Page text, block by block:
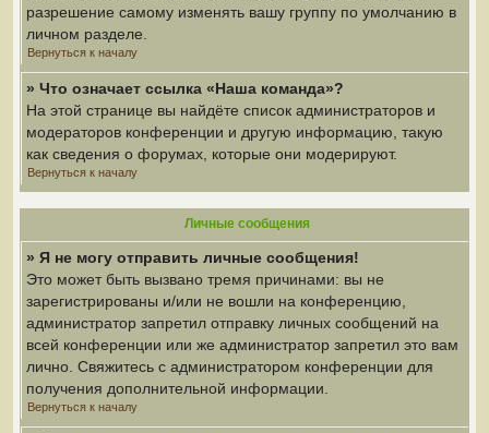
разрешение самому изменять вашу группу по умолчанию в
личном разделе.
Вернуться к началу
» Что означает ссылка «Наша команда»?
На этой странице вы найдёте список администраторов и
модераторов конференции и другую информацию, такую
как сведения о форумах, которые они модерируют.
Вернуться к началу
Личные сообщения
» Я не могу отправить личные сообщения!
Это может быть вызвано тремя причинами: вы не
зарегистрированы и/или не вошли на конференцию,
администратор запретил отправку личных сообщений на
всей конференции или же администратор запретил это вам
лично. Свяжитесь с администратором конференции для
получения дополнительной информации.
Вернуться к началу